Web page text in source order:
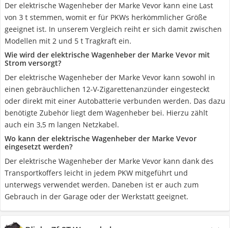
Der elektrische Wagenheber der Marke Vevor kann eine Last
von 3 t stemmen, womit er für PKWs herkömmlicher Größe
geeignet ist. In unserem Vergleich reiht er sich damit zwischen
Modellen mit 2 und 5 t Tragkraft ein.
Wie wird der elektrische Wagenheber der Marke Vevor mit
Strom versorgt?
Der elektrische Wagenheber der Marke Vevor kann sowohl in
einen gebräuchlichen 12-V-Zigarettenanzünder eingesteckt
oder direkt mit einer Autobatterie verbunden werden. Das dazu
benötigte Zubehör liegt dem Wagenheber bei. Hierzu zählt
auch ein 3,5 m langen Netzkabel.
Wo kann der elektrische Wagenheber der Marke Vevor
eingesetzt werden?
Der elektrische Wagenheber der Marke Vevor kann dank des
Transportkoffers leicht in jedem PKW mitgeführt und
unterwegs verwendet werden. Daneben ist er auch zum
Gebrauch in der Garage oder der Werkstatt geeignet.